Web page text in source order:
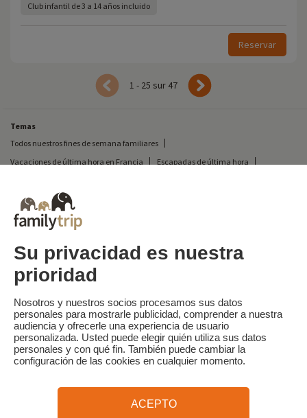
Club infantil de 3 a 14 años incluido
Reservar
1 - 25 sur 47
Temas
Todos nuestros fines de semana familiares
Vacaciones de última hora en Francia
Escapadas de última hora
Vacaciones en camping en Francia
Destinos
Vacaciones de esquí en Francia
Familytrip
¿Quiénes somos?
Condiciones generales y política de privacidad
Lo que la prensa dice de nosotros
Socios FAQ Blog Mapa del sitio
Pago seguro dirigido por Sooyoos
¿Necesitas ayuda?
Su privacidad es nuestra
prioridad
Nosotros y nuestros socios procesamos sus datos
personales para mostrarle publicidad, comprender a nuestra
audiencia y ofrecerle una experiencia de usuario
personalizada. Usted puede elegir quién utiliza sus datos
personales y con qué fin. También puede cambiar la
configuración de las cookies en cualquier momento.
ACEPTO